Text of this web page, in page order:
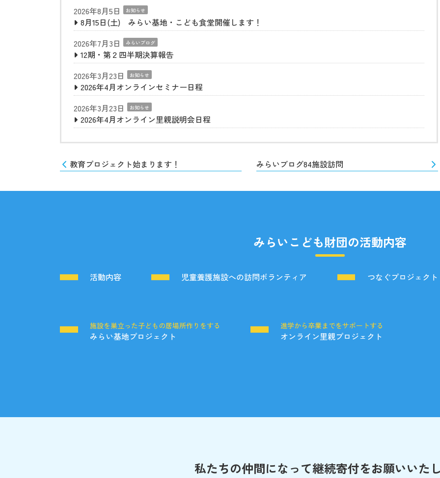
2026年8月5日
お知らせ
8月15日(土) みらい基地・こども食堂開催します！
2026年7月3日
みらいブログ
12期・第２四半期決算報告
2026年3月23日
お知らせ
2026年4月オンラインセミナー日程
2026年3月23日
お知らせ
2026年4月オンライン里親説明会日程
教育プロジェクト始まります！ みらいブログ84施設訪問
みらいこども財団の活動内容
活動内容 児童養護施設への訪問ボランティア つなぐプロジェクト
施設を巣立った子どもの居場所作りをする
みらい基地プロジェクト
進学から卒業までをサポートする
オンライン里親プロジェクト
私たちの仲間になって継続寄付をお願いいた